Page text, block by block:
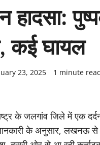
हादसा:
कई घायल
23, 2025 1 minute
के जलगांव जिले में एक
के अनुसार, लखनऊ